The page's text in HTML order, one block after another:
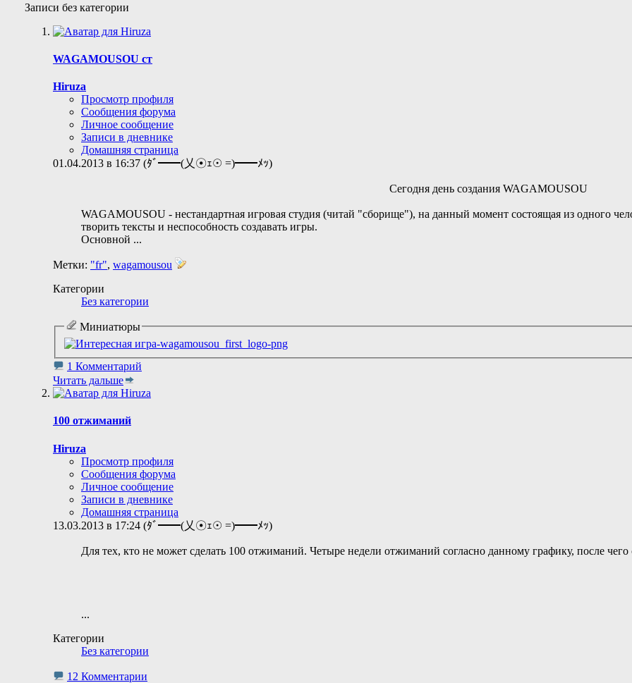
Записи без категории
WAGAMOUSOU ст
Hiruza
Просмотр профиля
Сообщения форума
Личное сообщение
Записи в дневнике
Домашняя страница
01.04.2013 в 16:37 (ﾀﾞ━━(乂☉ｪ☉ =)━━ﾒｯ)
Сегодня день создания WAGAMOUSOU
WAGAMOUSOU - нестандартная игровая студия (читай "сборище"), на данный момент состоящая из одного
творить тексты и неспособность создавать игры.
Основной ...
Метки: "fr", wagamousou
Категории
Без категории
Миниатюры
1 Комментарий
Читать дальше
100 отжиманий
Hiruza
Просмотр профиля
Сообщения форума
Личное сообщение
Записи в дневнике
Домашняя страница
13.03.2013 в 17:24 (ﾀﾞ━━(乂☉ｪ☉ =)━━ﾒｯ)
Для тех, кто не может сделать 100 отжиманий. Четыре недели отжиманий согласно данному графику, после
...
Категории
Без категории
12 Комментарии